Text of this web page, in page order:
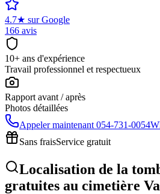
4.7★ sur Google
166 avis
10+ ans d'expérience
Travail professionnel et respectueux
Rapport avant / après
Photos détaillées
Appeler maintenant 054-731-0054
Sans fraisService gratuit
Localisation de la
gratuites au cimetière